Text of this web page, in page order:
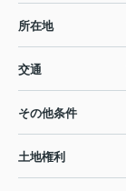
所在地
交通
その他条件
土地権利